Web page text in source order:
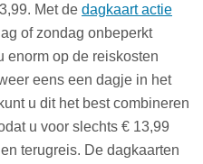
Met de dagkaart actie
of zondag onbeperkt
enorm op de reiskosten
eens een dagje in het
u dit het best combineren
u voor slechts € 13,99
terugreis. De dagkaarten